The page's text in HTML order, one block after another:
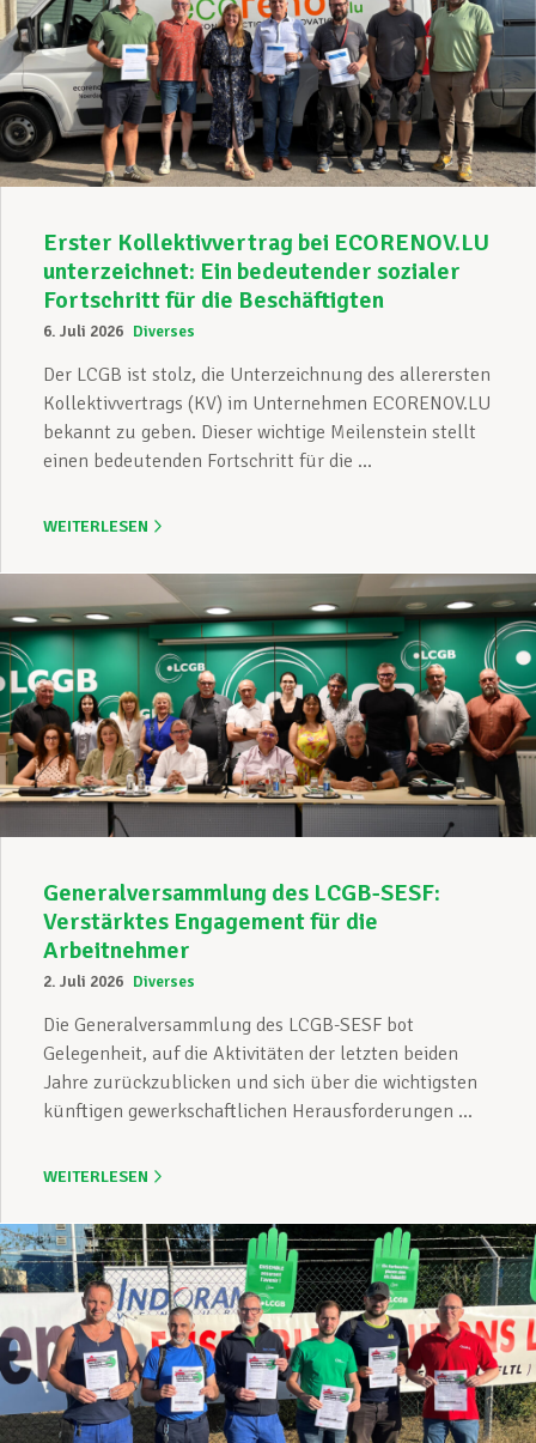
Erster Kollektivvertrag bei ECORENOV.LU
unterzeichnet: Ein bedeutender sozialer
Fortschritt für die Beschäftigten
6. Juli 2026 Diverses
Der LCGB ist stolz, die Unterzeichnung des allerersten
Kollektivvertrags (KV) im Unternehmen ECORENOV.LU
bekannt zu geben. Dieser wichtige Meilenstein stellt
einen bedeutenden Fortschritt für die ...
WEITERLESEN
Generalversammlung des LCGB-SESF:
Verstärktes Engagement für die
Arbeitnehmer
2. Juli 2026 Diverses
Die Generalversammlung des LCGB-SESF bot
Gelegenheit, auf die Aktivitäten der letzten beiden
Jahre zurückzublicken und sich über die wichtigsten
künftigen gewerkschaftlichen Herausforderungen ...
WEITERLESEN